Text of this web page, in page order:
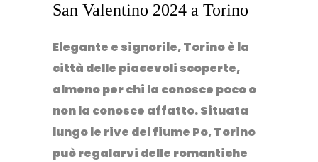
San Valentino 2024 a Torino
Elegante e signorile, Torino è la
città delle piacevoli scoperte,
almeno per chi la conosce poco o
non la conosce affatto. Situata
lungo le rive delfiume Po, Torino
può regalarvi delle romantiche